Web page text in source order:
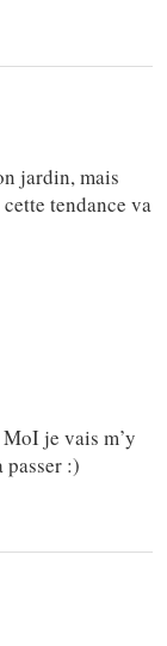
jardin, mais
tendance va
je vais m’y
passer :)